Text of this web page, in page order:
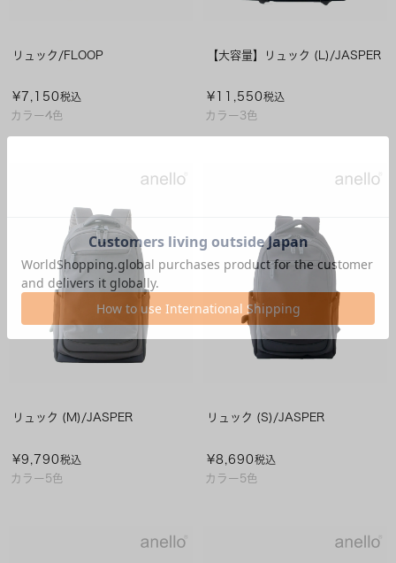
カラー4色
リュック/FLOOP
¥ 7,150税込
カラー3色
【大容量】リュック (L)/JASPER
¥ 11,550税込
カラー5色
リュック (M)/JASPER
¥9,790税込
カラー5色
リュック (S)/JASPER
¥8,690税込